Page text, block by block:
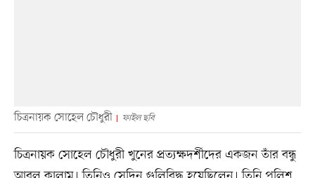
চিত্রনায়ক সোহেল চৌধুরী ফাইল ছবি
চিত্রনায়ক সোহেল চৌধুরী খুনের প্রত্যক্ষদর্শীদের একজন তাঁর বন্ধু